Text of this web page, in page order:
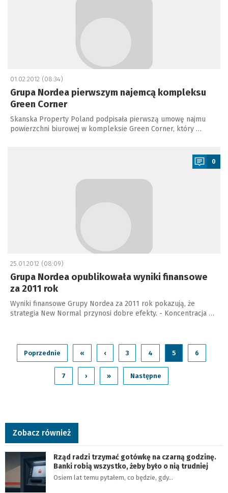
01.02.2012 (08:34)
Grupa Nordea pierwszym najemcą kompleksu
Green Corner
Skanska Property Poland podpisała pierwszą umowę najmu
powierzchni biurowej w kompleksie Green Corner, który …
0
25.01.2012 (08:09)
Grupa Nordea opublikowała wyniki finansowe
za 2011 rok
Wyniki finansowe Grupy Nordea za 2011 rok pokazują, że
strategia New Normal przynosi dobre efekty. - Koncentracja …
Poprzednie « ‹ 3 4 5 6
7 › » Następne
Zobacz również
Rząd radzi trzymać gotówkę na czarną godzinę.
Banki robią wszystko, żeby było o nią trudniej
Osiem lat temu pytałem, co będzie, gdy…